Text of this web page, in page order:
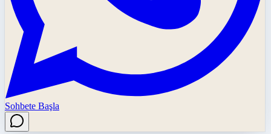
Sohbete Başla